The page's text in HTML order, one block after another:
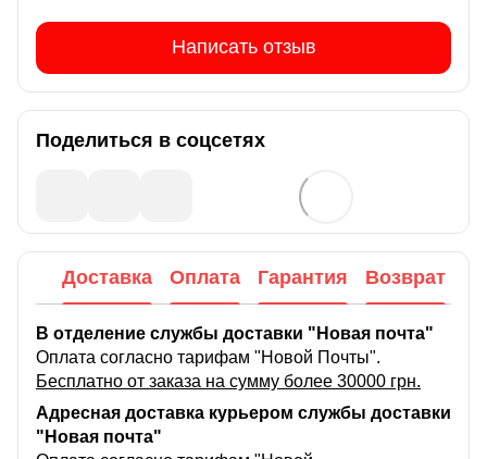
Написать отзыв
Поделиться в соцсетях
Доставка Оплата Гарантия Возврат
В отделение службы доставки "Новая почта"
Оплата согласно тарифам "Новой Почты".
Бесплатно от заказа на сумму более 30000 грн.
Адресная доставка курьером службы доставки
"Новая почта"